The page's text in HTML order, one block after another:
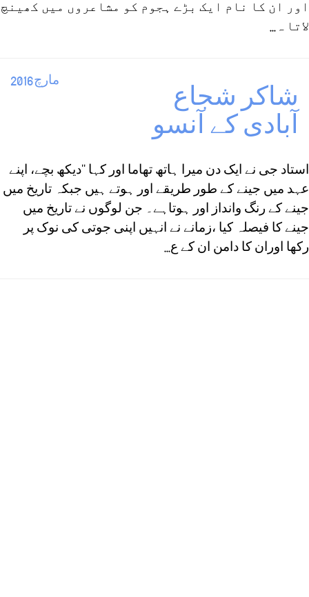
اور ان کا نام ایک بڑے ہجوم کو مشاعروں میں کھینچ
لاتا ہ...
مارچ2016
شاکر شجاع
آبادی کے آنسو
استاد جی نے ایک دن میرا ہاتھ تھاما اور کہا ‘‘دیکھ بچے، اپنے
عہد میں جینے کے طور طریقے اور ہوتے ہیں جبکہ تاریخ میں
جینے کے رنگ وانداز اور ہوتاہے۔ جن لوگوں نے تاریخ میں
جینے کا فیصلہ کیا ،زمانے نے انہیں اپنی جوتی کی نوک پر
رکھا اوران کا دامن ان کے ع...